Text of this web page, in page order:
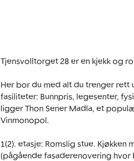
Tjensvolltorget 28 er en kjekk og
Her bor du med alt du trenger rett
fasiliteter: Bunnpris, legesenter,
ligger Thon Sener Madla, et
Vinmonopol.
1(2). etasje: Romslig stue.
(pågående fasaderenovering